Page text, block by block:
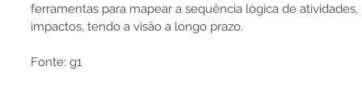
ferramentas para mapear a sequência lógica de
impactos, tendo a visão a longo prazo.
Fonte: g1